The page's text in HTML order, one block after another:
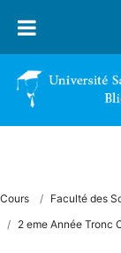
Cours
Faculté des
2 eme Année Tronc